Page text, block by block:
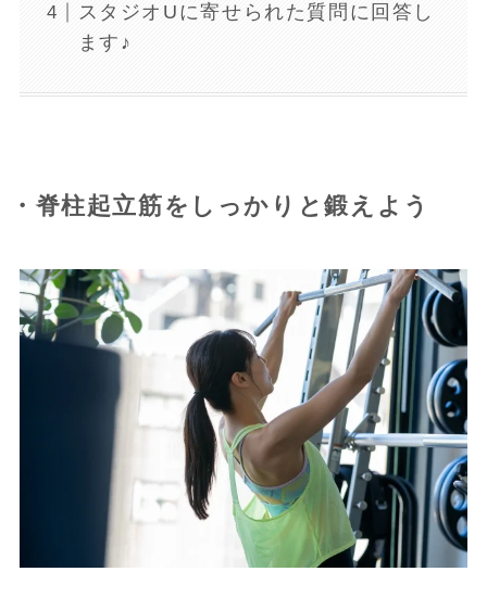
スタジオUに寄せられた質問に回答し
ます♪
・脊柱起立筋をしっかりと鍛えよう